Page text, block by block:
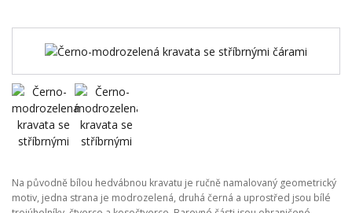
Na původně bílou hedvábnou kravatu je ručně namalovaný geometrický
motiv, jedna strana je modrozelená, druhá černá a uprostřed jsou bílé